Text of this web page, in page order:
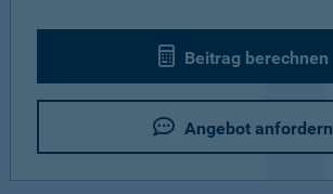
Beitrag berechnen
Angebot anfordern